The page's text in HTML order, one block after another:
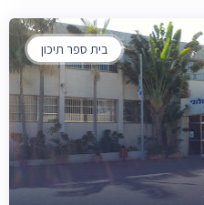
בית ספר תיכון